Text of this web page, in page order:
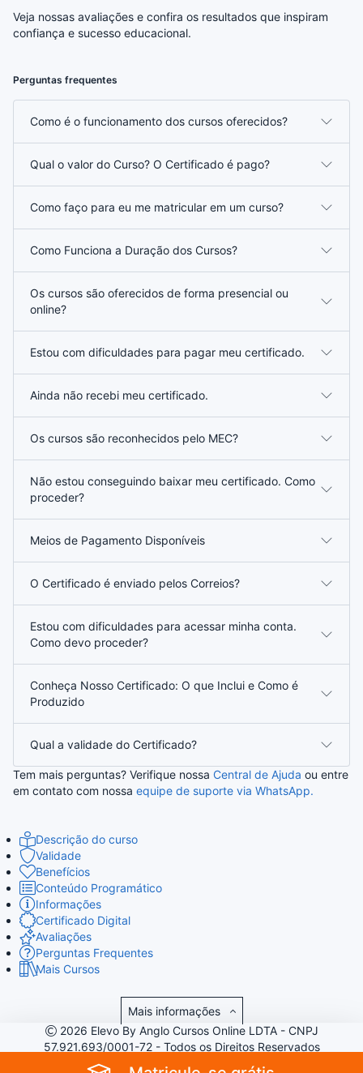
Veja nossas avaliações e confira os resultados que inspiram
confiança e sucesso educacional.
Perguntas frequentes
Como é o funcionamento dos cursos oferecidos?
Qual o valor do Curso? O Certificado é pago?
Como faço para eu me matricular em um curso?
Como Funciona a Duração dos Cursos?
Os cursos são oferecidos de forma presencial ou
online?
Estou com dificuldades para pagar meu certificado.
Ainda não recebi meu certificado.
Os cursos são reconhecidos pelo MEC?
Não estou conseguindo baixar meu certificado. Como
proceder?
Meios de Pagamento Disponíveis
O Certificado é enviado pelos Correios?
Estou com dificuldades para acessar minha conta.
Como devo proceder?
Conheça Nosso Certificado: O que Inclui e Como é
Produzido
Qual a validade do Certificado?
Tem mais perguntas? Verifique nossa Central de Ajuda ou entre
em contato com nossa equipe de suporte via WhatsApp.
Descrição do curso
Validade
Benefícios
Conteúdo Programático
Informações
Certificado Digital
Avaliações
Perguntas Frequentes
Mais Cursos
Mais informações
2026 Elevo By Anglo Cursos Online LDTA - CNPJ
57.921.693/0001-72 - Todos os Direitos Reservados